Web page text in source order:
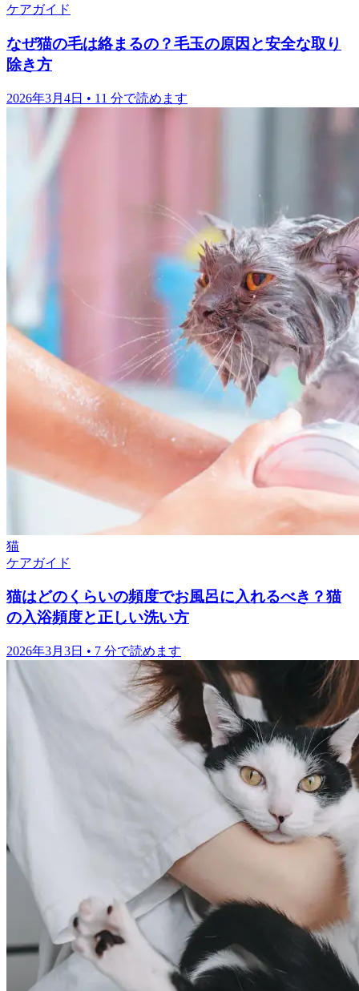
ケアガイド
なぜ猫の毛は絡まるの？毛玉の原因と安全な取り
除き方
2026年3月4日 • 11 分で読めます
猫
ケアガイド
猫はどのくらいの頻度でお風呂に入れるべき？猫
の入浴頻度と正しい洗い方
2026年3月3日 • 7 分で読めます